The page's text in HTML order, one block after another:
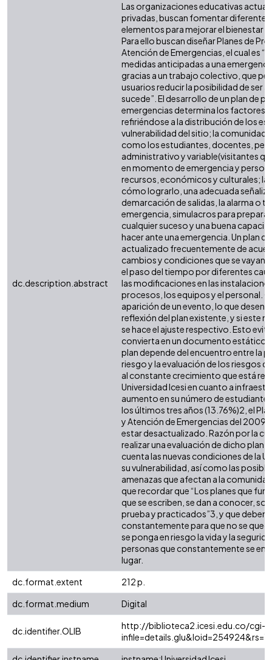
dc.description.abstract
Las organizaciones educativas
privadas, buscan fomentar
elementos para mejorar el bienestar
Para ello buscan diseñar Planes de
Atención de Emergencias, el cual es
medidas anticipadas a una
gracias a un trabajo colectivo, que
usuarios reducir la posibilidad de ser
sucede”. El desarrollo de un plan de
emergencias determina los factores
refiriéndose a la distribución de los
vulnerabilidad del sitio; la
como los estudiantes, docentes,
administrativo y variable(visitantes
en momento de emergencia y
recursos, económicos y culturales;
cómo lograrlo, una adecuada
demarcación de salidas, la alarma o
emergencia, simulacros para
cualquier suceso y una buena
hacer ante una emergencia. Un plan
actualizado frecuentemente de
cambios y condiciones que se vayan
el paso del tiempo por diferentes
las modificaciones en las
procesos, los equipos y el personal.
aparición de un evento, lo que
reflexión del plan existente, y si este
se hace el ajuste respectivo. Esto
convierta en un documento estático.
plan depende del encuentro entre la
riesgo y la evaluación de los riesgos
al constante crecimiento que está
Universidad Icesi en cuanto a
aumento en su número de
los últimos tres años (13.76%)2, el
y Atención de Emergencias del 2009,
estar desactualizado. Razón por la
realizar una evaluación de dicho plan,
cuenta las nuevas condiciones de la
su vulnerabilidad, así como las
amenazas que afectan a la
que recordar que “Los planes que
que se escriben, se dan a conocer,
prueba y practicados”3, y que deben
constantemente para que no se
se ponga en riesgo la vida y la
personas que constantemente se
lugar.
dc.format.extent
212 p.
dc.format.medium
Digital
dc.identifier.OLIB
http://biblioteca2.icesi.edu.co/cgi-